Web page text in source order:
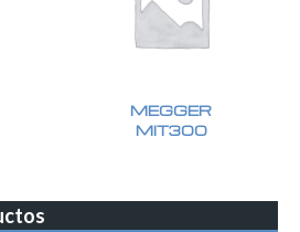
MEGGER
MIT300